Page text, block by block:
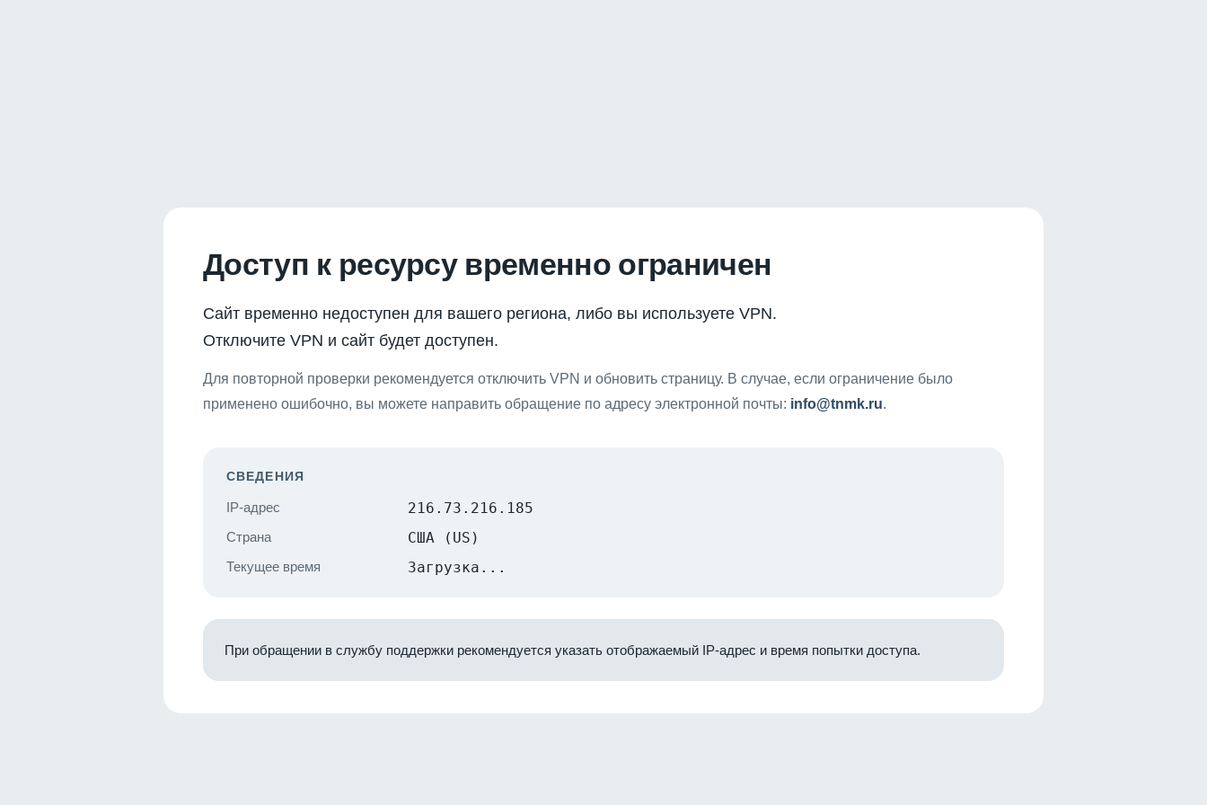
Доступ к ресурсу временно ограничен
Сайт временно недоступен для вашего региона, либо вы используете VPN.
Отключите VPN и сайт будет доступен.
Для повторной проверки рекомендуется отключить VPN и обновить страницу. В случае, если ограничение было
применено ошибочно, вы можете направить обращение по адресу электронной почты: info@tnmk.ru.
СВЕДЕНИЯ
IP-адрес 216.73.216.185
Страна США (US)
Текущее время Загрузка...
При обращении в службу поддержки рекомендуется указать отображаемый IP-адрес и время попытки доступа.